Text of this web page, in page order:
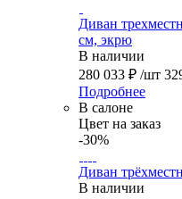
Диван
см, экрю
В наличии
280 033 ₽ /шт
Подробнее
В салоне
Цвет на заказ
-30%
Диван
В наличии